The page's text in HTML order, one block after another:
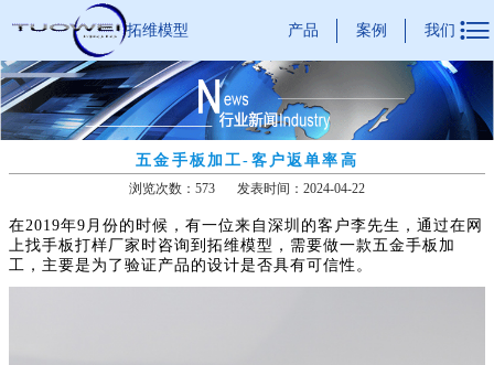
拓维模型 产品 案例 我们 
五金手板加工-客户返单率高
浏览次数：573 发表时间：2024-04-22
在2019年9月份的时候，有一位来自深圳的客户李先生，通过在网
上找手板打样厂家时咨询到拓维模型，需要做一款五金手板加
工，主要是为了验证产品的设计是否具有可信性。